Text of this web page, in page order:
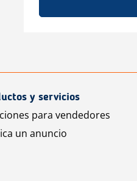
y servicios
para vendedores
un anuncio